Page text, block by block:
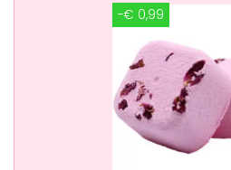
-€ 0,99